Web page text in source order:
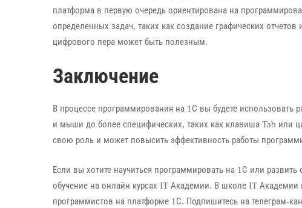
платформа в первую очередь ориентирована на
определенных задач, таких как создание графических
цифрового пера может быть полезным.
Заключение
В процессе программирования на 1С вы будете использовать
и мыши до более специфических, таких как клавиша Tab или
свою роль и может повысить эффективность работы
Если вы хотите научиться программировать на 1С или
обучение на онлайн курсах IT Академии. В школе IT
программистов на платформе 1С. Подпишитесь на телеграм-